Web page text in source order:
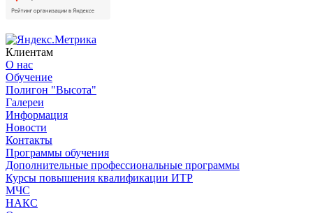
Клиентам
О нас
Обучение
Полигон "Высота"
Галереи
Информация
Новости
Контакты
Программы обучения
Дополнительные профессиональные программы
Курсы повышения квалификации ИТР
МЧС
НАКС